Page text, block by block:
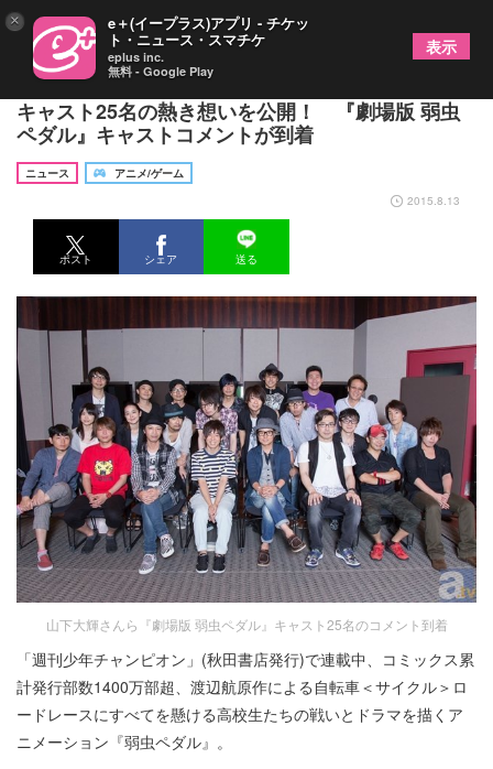
山下大輝さん・森久保祥太郎さん・宮野真守さんら
キャスト25名の熱き想いを公開！ 『劇場版 弱虫
ペダル』キャストコメントが到着
ニュース
アニメ/ゲーム
2015.8.13
ポスト シェア 送る
山下大輝さんら『劇場版 弱虫ペダル』キャスト25名のコメント到着
「週刊少年チャンピオン」(秋田書店発行)で連載中、コミックス累
計発行部数1400万部超、渡辺航原作による自転車＜サイクル＞ロ
ードレースにすべてを懸ける高校生たちの戦いとドラマを描くア
ニメーション『弱虫ペダル』。
× e＋(イープラス)アプリ - チケッ
ト・ニュース・スマチケ
eplus inc.
無料 - Google Play
表示